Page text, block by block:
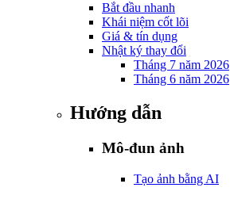
Bắt đầu nhanh
Khái niệm cốt lõi
Giá & tín dụng
Nhật ký thay đổi
Tháng 7 năm 2026
Tháng 6 năm 2026
Hướng dẫn
Mô-đun ảnh
Tạo ảnh bằng AI